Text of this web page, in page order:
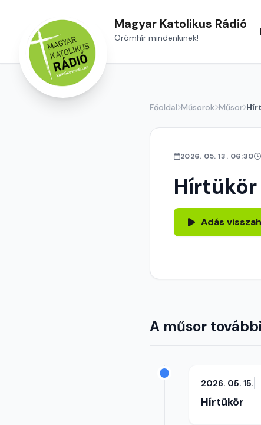
Magyar Katolikus Rádió
Örömhír mindenkinek!
Főoldal Műsorok Műsor
2026. 05. 13. 06:30
Hírtükör
Adás
A műsor
2026. 05. 15.
Hírtükör